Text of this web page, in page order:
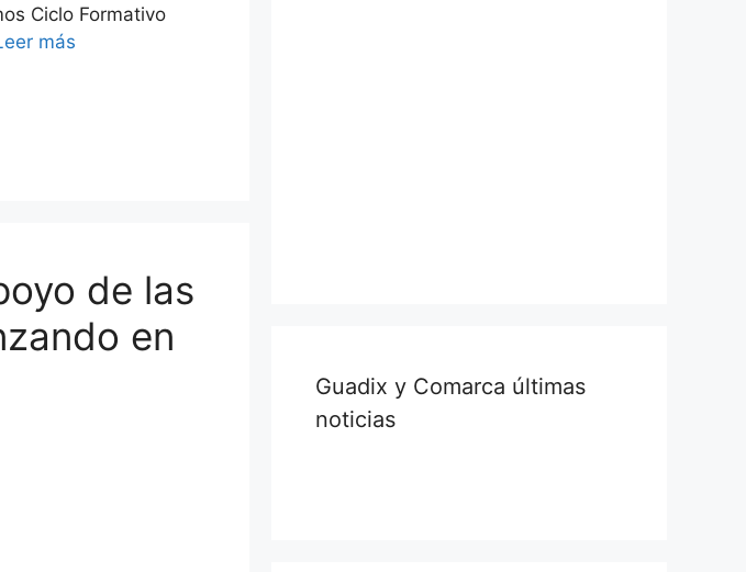
Ciclo Formativo
más
de las
en
Guadix y Comarca últimas
noticias